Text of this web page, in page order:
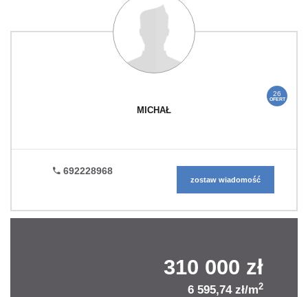
26
OFERT
MICHAŁ
692228968
zostaw wiadomość
310 000 zł
6 595,74 zł/m2